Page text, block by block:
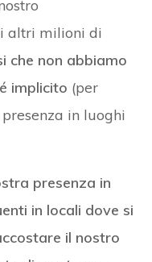
altri milioni di
che non abbiamo
implicito (per
in luoghi
presenza in
in locali dove si
il nostro